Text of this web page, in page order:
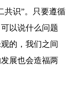
共识”。只要遵循
以说什么问题
的，我们之间
展也会造福两